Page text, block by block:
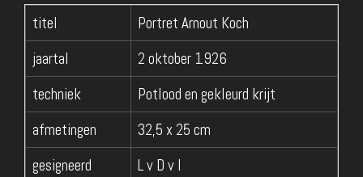
titel
Portret Arnout Koch
jaartal
2 oktober 1926
techniek
Potlood en gekleurd krijt
afmetingen
32,5 x 25 cm
gesigneerd
L v D v I